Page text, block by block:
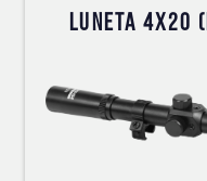
LUNETA 4X20